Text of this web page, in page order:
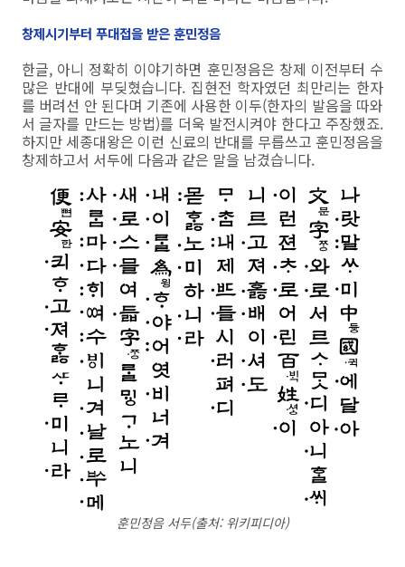
창제시기부터 푸대접을 받은 훈민정음
한글, 아니 정확히 이야기하면 훈민정음은 창제 이전부터 수
많은 반대에 부딪혔습니다. 집현전 학자였던 최만리는 한자
를 버려선 안 된다며 기존에 사용한 이두(한자의 발음을 따와
서 글자를 만드는 방법)를 더욱 발전시켜야 한다고 주장했죠.
하지만 세종대왕은 이런 신료의 반대를 무릅쓰고 훈민정음을
창제하고서 서두에 다음과 같은 말을 남겼습니다.
훈민정음 서두(출처: 위키피디아)